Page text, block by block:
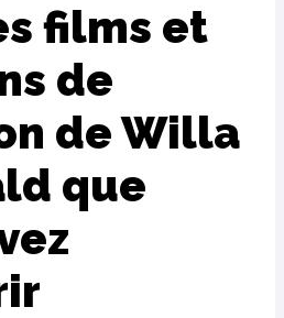
films et
de
de Willa
que